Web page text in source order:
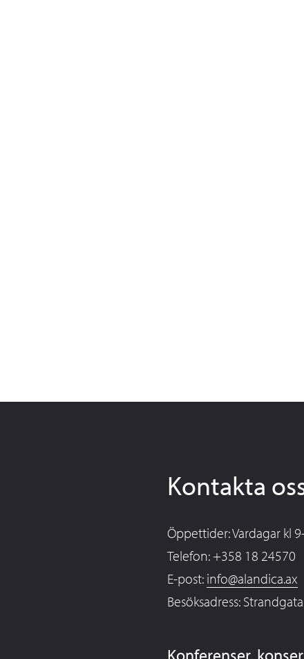
Kontakta
Öppettider: Vardagar kl
Telefon: +358 18 24570
E-post: info@alandica.ax
Besöksadress:
Konferenser,